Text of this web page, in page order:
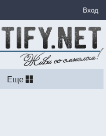
Вход
Еще